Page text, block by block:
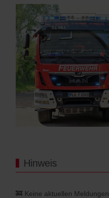
Hinweis
🚒 Keine aktuellen Meldungen